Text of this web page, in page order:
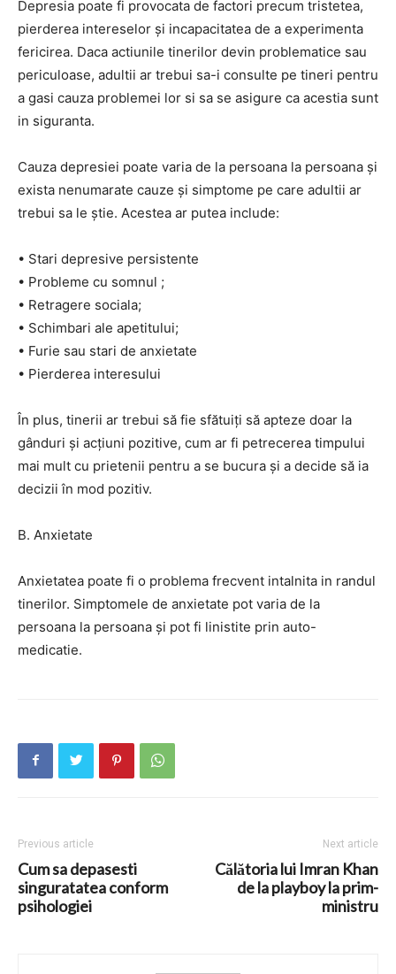
Depresia poate fi provocata de factori precum tristetea,
pierderea intereselor și incapacitatea de a experimenta
fericirea. Daca actiunile tinerilor devin problematice sau
periculoase, adultii ar trebui sa-i consulte pe tineri pentru
a gasi cauza problemei lor si sa se asigure ca acestia sunt
in siguranta.
Cauza depresiei poate varia de la persoana la persoana și
exista nenumarate cauze și simptome pe care adultii ar
trebui sa le știe. Acestea ar putea include:
• Stari depresive persistente
• Probleme cu somnul ;
• Retragere sociala;
• Schimbari ale apetitului;
• Furie sau stari de anxietate
• Pierderea interesului
În plus, tinerii ar trebui să fie sfătuiți să apteze doar la
gânduri și acțiuni pozitive, cum ar fi petrecerea timpului
mai mult cu prietenii pentru a se bucura și a decide să ia
decizii în mod pozitiv.
B. Anxietate
Anxietatea poate fi o problema frecvent intalnita in randul
tinerilor. Simptomele de anxietate pot varia de la
persoana la persoana și pot fi linistite prin auto-
medicatie.
Previous article
Cum sa depasesti
singuratatea conform
psihologiei
Next article
Călătoria lui Imran Khan
de la playboy la prim-
ministru